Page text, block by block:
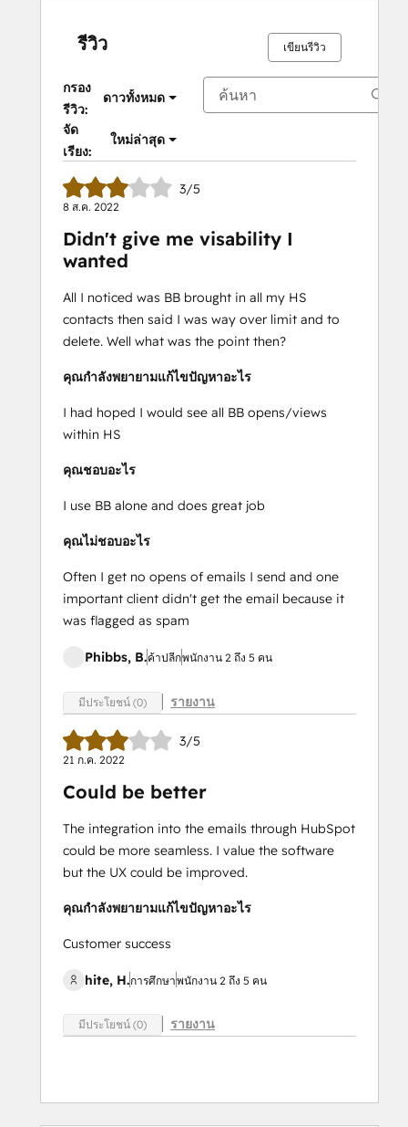
รีวิว เขียนรีวิว
กรอง
รีวิว:
ดาวทั้งหมด
จัด
เรียง:
ใหม่ล่าสุด
3/5
8 ส.ค. 2022
Didn't give me visability I
wanted
All I noticed was BB brought in all my HS
contacts then said I was way over limit and to
delete. Well what was the point then?
คุณกำลังพยายามแก้ไขปัญหาอะไร
I had hoped I would see all BB opens/views
within HS
คุณชอบอะไร
I use BB alone and does great job
คุณไม่ชอบอะไร
Often I get no opens of emails I send and one
important client didn't get the email because it
was flagged as spam
Phibbs, B.ค้าปลีกพนักงาน 2 ถึง 5 คน
มีประโยชน์ (0) รายงาน
3/5
21 ก.ค. 2022
Could be better
The integration into the emails through HubSpot
could be more seamless. I value the software
but the UX could be improved.
คุณกำลังพยายามแก้ไขปัญหาอะไร
Customer success
hite, H.การศึกษาพนักงาน 2 ถึง 5 คน
มีประโยชน์ (0) รายงาน